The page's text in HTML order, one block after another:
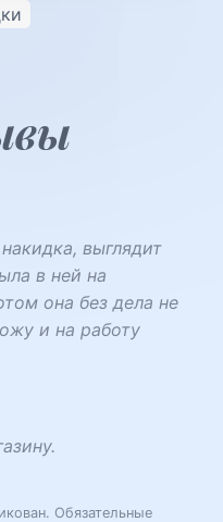
выглядит
в ней на
она без дела не
и на работу
Обязательные